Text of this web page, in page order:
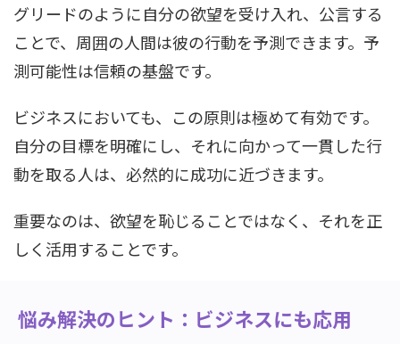
グリードのように自分の欲望を受け入れ、公言する
ことで、周囲の人間は彼の行動を予測できます。予
測可能性は信頼の基盤です。
ビジネスにおいても、この原則は極めて有効です。
自分の目標を明確にし、それに向かって一貫した行
動を取る人は、必然的に成功に近づきます。
重要なのは、欲望を恥じることではなく、それを正
しく活用することです。
悩み解決のヒント：ビジネスにも応用